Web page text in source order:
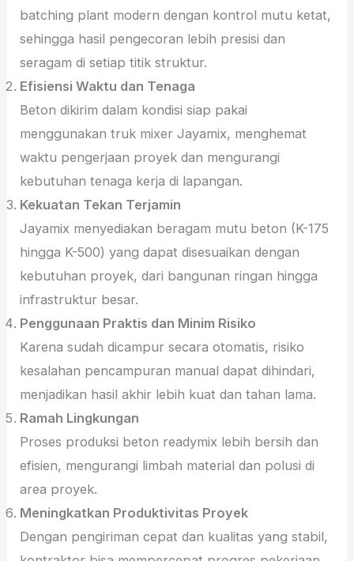
batching plant modern dengan kontrol mutu ketat,
sehingga hasil pengecoran lebih presisi dan
seragam di setiap titik struktur.
Efisiensi Waktu dan Tenaga
Beton dikirim dalam kondisi siap pakai
menggunakan truk mixer Jayamix, menghemat
waktu pengerjaan proyek dan mengurangi
kebutuhan tenaga kerja di lapangan.
Kekuatan Tekan Terjamin
Jayamix menyediakan beragam mutu beton (K-175
hingga K-500) yang dapat disesuaikan dengan
kebutuhan proyek, dari bangunan ringan hingga
infrastruktur besar.
Penggunaan Praktis dan Minim Risiko
Karena sudah dicampur secara otomatis, risiko
kesalahan pencampuran manual dapat dihindari,
menjadikan hasil akhir lebih kuat dan tahan lama.
Ramah Lingkungan
Proses produksi beton readymix lebih bersih dan
efisien, mengurangi limbah material dan polusi di
area proyek.
Meningkatkan Produktivitas Proyek
Dengan pengiriman cepat dan kualitas yang stabil,